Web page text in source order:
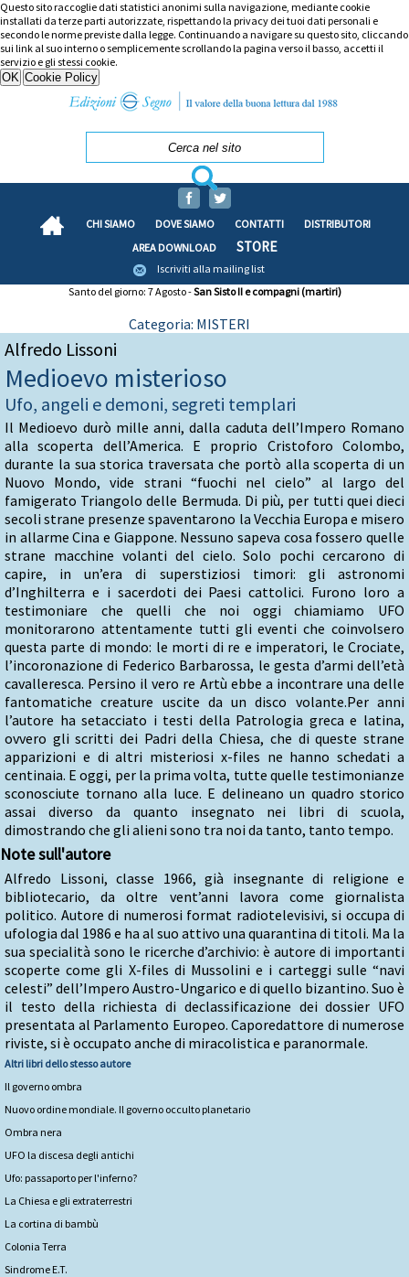
Questo sito raccoglie dati statistici anonimi sulla navigazione, mediante cookie
installati da terze parti autorizzate, rispettando la privacy dei tuoi dati personali e
secondo le norme previste dalla legge. Continuando a navigare su questo sito, cliccando
sui link al suo interno o semplicemente scrollando la pagina verso il basso, accetti il
servizio e gli stessi cookie.
CHI SIAMO DOVE SIAMO CONTATTI
DISTRIBUTORI
AREA DOWNLOAD
STORE
Iscriviti alla mailing list
Santo del giorno: 7 Agosto -San Sisto II e compagni (martiri)
Categoria: MISTERI
Alfredo Lissoni
Medioevo misterioso
Ufo, angeli e demoni, segreti templari
Il Medioevo durò mille anni, dalla caduta dell’Impero Romano
alla scoperta dell’America. E proprio Cristoforo Colombo,
durante la sua storica traversata che portò alla scoperta di un
Nuovo Mondo, vide strani “fuochi nel cielo” al largo del
famigerato Triangolo delle Bermuda. Di più, per tutti quei dieci
secoli strane presenze spaventarono la Vecchia Europa e misero
in allarme Cina e Giappone. Nessuno sapeva cosa fossero quelle
strane macchine volanti del cielo. Solo pochi cercarono di
capire, in un’era di superstiziosi timori: gli astronomi
d’Inghilterra e i sacerdoti dei Paesi cattolici. Furono loro a
testimoniare che quelli che noi oggi chiamiamo UFO
monitorarono attentamente tutti gli eventi che coinvolsero
questa parte di mondo: le morti di re e imperatori, le Crociate,
l’incoronazione di Federico Barbarossa, le gesta d’armi dell’età
cavalleresca. Persino il vero re Artù ebbe a incontrare una delle
fantomatiche creature uscite da un disco volante.Per anni
l’autore ha setacciato i testi della Patrologia greca e latina,
ovvero gli scritti dei Padri della Chiesa, che di queste strane
apparizioni e di altri misteriosi x-files ne hanno schedati a
centinaia. E oggi, per la prima volta, tutte quelle testimonianze
sconosciute tornano alla luce. E delineano un quadro storico
assai diverso da quanto insegnato nei libri di scuola,
dimostrando che gli alieni sono tra noi da tanto, tanto tempo.
Note sull'autore
Alfredo Lissoni, classe 1966, già insegnante di religione e
bibliotecario, da oltre vent’anni lavora come giornalista
politico. Autore di numerosi format radiotelevisivi, si occupa di
ufologia dal 1986 e ha al suo attivo una quarantina di titoli. Ma la
sua specialità sono le ricerche d’archivio: è autore di importanti
scoperte come gli X-files di Mussolini e i carteggi sulle “navi
celesti” dell’Impero Austro-Ungarico e di quello bizantino. Suo è
il testo della richiesta di declassificazione dei dossier UFO
presentata al Parlamento Europeo. Caporedattore di numerose
riviste, si è occupato anche di miracolistica e paranormale.
Altri libri dello stesso autore
Il governo ombra
Nuovo ordine mondiale. Il governo occulto planetario
Ombra nera
UFO la discesa degli antichi
Ufo: passaporto per l'inferno?
La Chiesa e gli extraterrestri
La cortina di bambù
Colonia Terra
Sindrome E.T.